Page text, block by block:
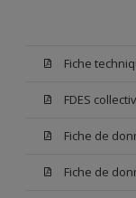
Fiche
FDES
Fiche de
Fiche de